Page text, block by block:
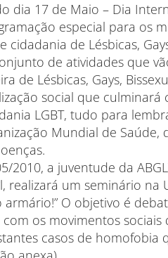
dia 17 de Maio – Dia
especial para os
de Lésbicas,
de atividades que
de Lésbicas, Gays,
social que
LGBT, tudo para
Mundial de Saúde,
2010, a juventude da
realizará um seminário na
armário!” O objetivo é
com os movimentos
casos de homofobia